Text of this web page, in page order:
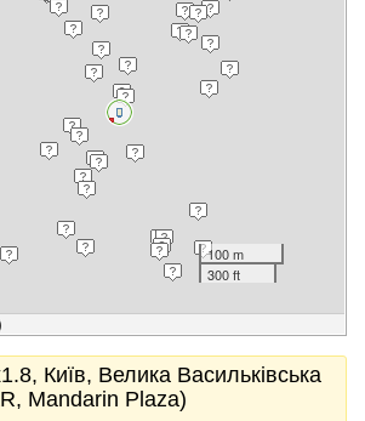
100 m
300 ft
Київ, Велика Васильківська
Mandarin Plaza)